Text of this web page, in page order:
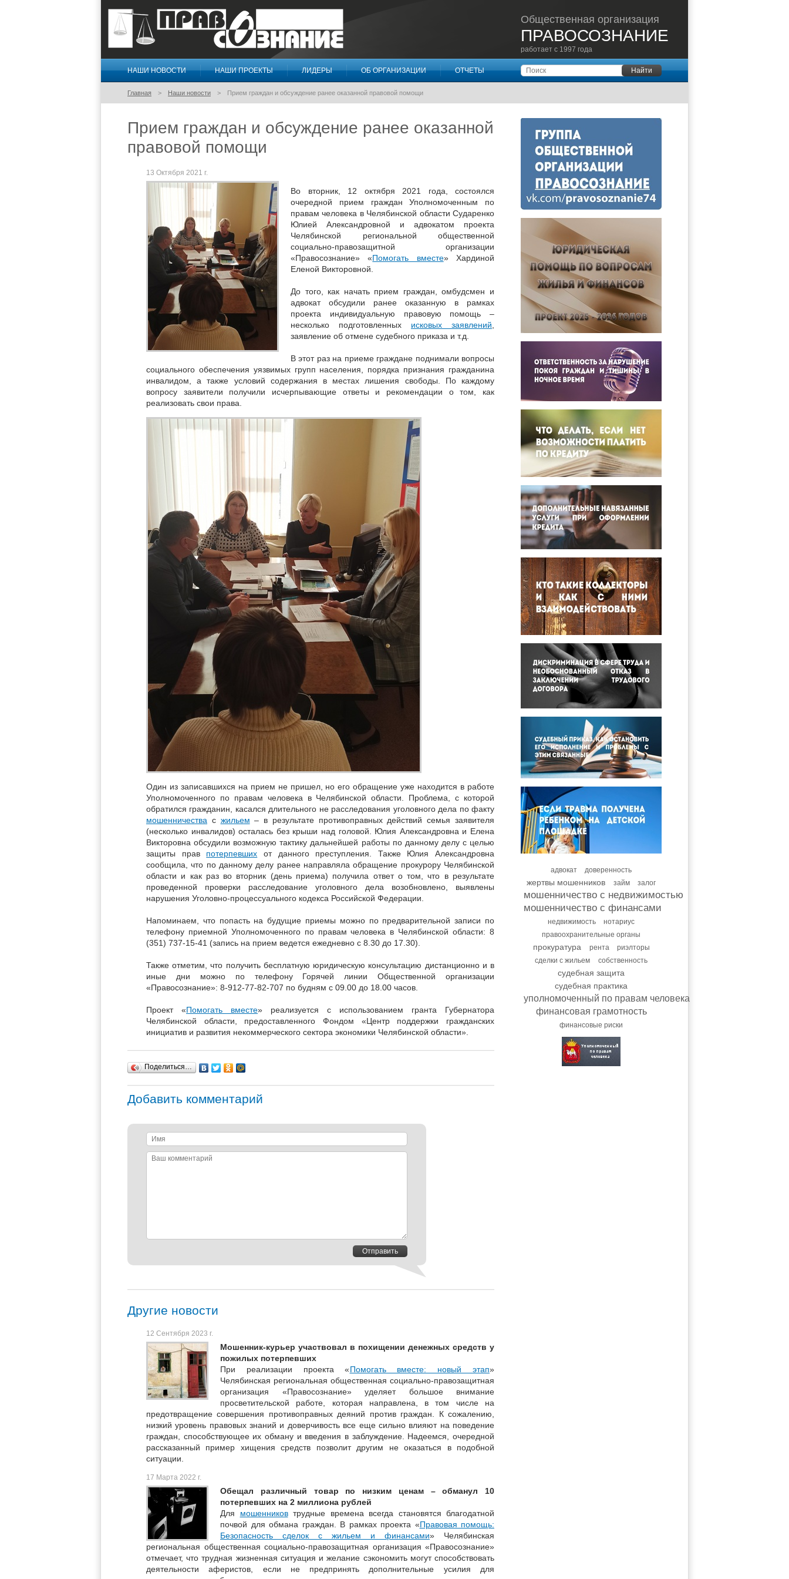
Правосознание
Общественная организация
ПРАВОСОЗНАНИЕ
работает с 1997 года
НАШИ НОВОСТИ НАШИ ПРОЕКТЫ ЛИДЕРЫ ОБ ОРГАНИЗАЦИИ ОТЧЕТЫ Поиск Найти
Главная Наши новости Прием граждан и обсуждение ранее оказанной правовой помощи
Прием граждан и обсуждение ранее оказанной
правовой помощи
13 Октября 2021 г.
Во вторник, 12 октября 2021 года, состоялся
очередной прием граждан Уполномоченным по
правам человека в Челябинской области Сударенко
Юлией Александровной и адвокатом проекта
Челябинской региональной общественной
социально-правозащитной организации
«Правосознание» «Помогать вместе» Хардиной
Еленой Викторовной.
До того, как начать прием граждан, омбудсмен и
адвокат обсудили ранее оказанную в рамках
проекта индивидуальную правовую помощь –
несколько подготовленных исковых заявлений
заявление об отмене судебного приказа и т.д.
В этот раз на приеме граждане поднимали вопросы
социального обеспечения уязвимых групп населения, порядка признания гражданина
инвалидом, а также условий содержания в местах лишения свободы. По каждому
вопросу заявители получили исчерпывающие ответы и рекомендации о том, как
реализовать свои права.
Один из записавшихся на прием не пришел, но его обращение уже находится в работе
Уполномоченного по правам человека в Челябинской области. Проблема, с которой
обратился гражданин, касался длительного не расследования уголовного дела по факту
мошенничества с жильем – в результате противоправных действий семья заявителя
(несколько инвалидов) осталась без крыши над головой. Юлия Александровна и Елена
Викторовна обсудили возможную тактику дальнейшей работы по данному делу с целью
защиты прав потерпевших от данного преступления. Также Юлия Александровна
сообщила, что по данному делу ранее направляла обращение прокурору Челябинской
области и как раз во вторник (день приема) получила ответ о том, что в результате
проведенной проверки расследование уголовного дела возобновлено, выявлены
нарушения Уголовно-процессуального кодекса Российской Федерации.
Напоминаем, что попасть на будущие приемы можно по предварительной записи по
телефону приемной Уполномоченного по правам человека в Челябинской области: 8
(351) 737-15-41 (запись на прием ведется ежедневно с 8.30 до 17.30).
Также отметим, что получить бесплатную юридическую консультацию дистанционно и в
иные дни можно по телефону Горячей линии Общественной организации
«Правосознание»: 8-912-77-82-707 по будням с 09.00 до 18.00 часов.
Проект «Помогать вместе» реализуется с использованием гранта Губернатора
Челябинской области, предоставленного Фондом «Центр поддержки гражданских
инициатив и развития некоммерческого сектора экономики Челябинской области».
Поделиться…
Добавить комментарий
Имя
Ваш
Отправить
Другие новости
12 Сентября 2023 г.
Мошенник-курьер участвовал в похищении денежных средств у
пожилых потерпевших
При реализации проекта «Помогать вместе: новый этап»
Челябинская региональная общественная социально-правозащитная
организация «Правосознание» уделяет большое внимание
просветительской работе, которая направлена, в том числе на
предотвращение совершения противоправных деяний против граждан. К сожалению,
низкий уровень правовых знаний и доверчивость все еще сильно влияют на поведение
граждан, способствующее их обману и введения в заблуждение. Надеемся, очередной
рассказанный пример хищения средств позволит другим не оказаться в подобной
ситуации.
17 Марта 2022 г.
Обещал различный товар по низким ценам – обманул 10
потерпевших на 2 миллиона рублей
Для мошенниковтрудные времена всегда становятся благодатной
почвой для обмана граждан. В рамках проекта «Правовая помощь:
Безопасность сделок с жильем и финансами» Челябинская
региональная общественная социально-правозащитная организация «Правосознание»
отмечает, что трудная жизненная ситуация и желание сэкономить могут способствовать
деятельности аферистов, если не предпринять дополнительные усилия для
адвокат доверенность
жертвы мошенников займ залог
мошенничество с недвижимостью
мошенничество с финансами
недвижимость
нотариус
правоохранительные органы
прокуратура рента
риэлторы
сделки с жильем
собственность
судебная защита
судебная практика
уполномоченный по правам человека
финансовая грамотность
финансовые риски